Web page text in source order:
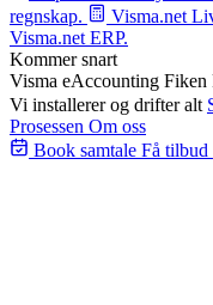
regnskap.
Visma.net
Visma.net ERP.
Kommer snart
Visma eAccounting Fiken
Vi installerer og drifter alt
Prosessen Om oss
Book samtale Få tilbud